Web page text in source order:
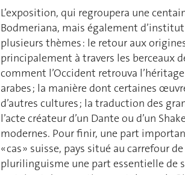
L’exposition, qui regroupera une
Bodmeriana, mais également
plusieurs thèmes : le retour aux
principalement à travers les berceaux
comment l’Occident retrouva
arabes ; la manière dont certaines
d’autres cultures ; la traduction des
l’acte créateur d’un Dante ou d’un
modernes. Pour finir, une part
« cas » suisse, pays situé au carrefour
plurilinguisme une part essentielle de